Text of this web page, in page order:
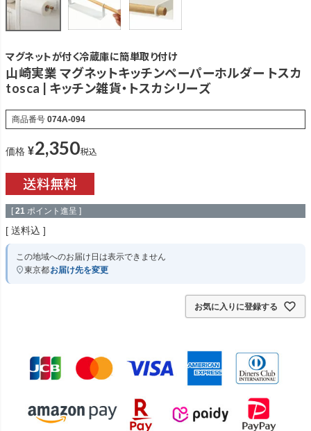
マグネットが付く冷蔵庫に簡単取り付け
山崎実業 マグネットキッチンペーパーホルダー トスカ
tosca | キッチン雑貨・トスカシリーズ
商品番号 074A-094
価格 ¥2,350税込
[ 21 ポイント進呈 ]
送料込
この地域へのお届け日は表示できません
東京都お届け先を変更
お気に入りに登録する